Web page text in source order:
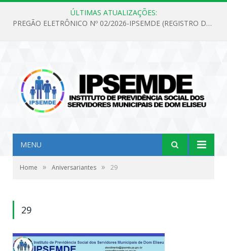
ÚLTIMAS ATUALIZAÇÕES:
PREGÃO ELETRÔNICO Nº 02/2026-IPSEMDE (REGISTRO DE PREÇOS PARA FUTURA E EVENTUAL AQUISIÇÃO DE MATERIAL DE LIMPEZA E GÊNEROS ALIMENTÍCIOS PARA ATENDER AS NECESSIDADES DO INSTITUTO DE PREVIDÊNCIA SOCIAL DOS SERVIDORES MUNICIPAIS DE DOM ELISEU.)
MENU
Home » Aniversariantes » 29
29